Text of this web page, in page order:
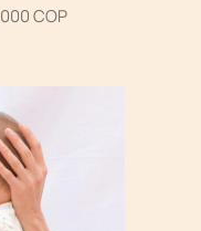
COP